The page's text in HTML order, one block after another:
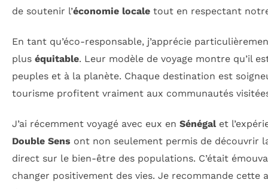
de soutenir l’économie locale tout en respectant
En tant qu’éco-responsable, j’apprécie
plus équitable. Leur modèle de voyage montre qu’il
peuples et à la planète. Chaque destination est
tourisme profitent vraiment aux communautés
J’ai récemment voyagé avec eux en Sénégalet
Double Sens ont non seulement permis de découvrir
direct sur le bien-être des populations. C’était
changer positivement des vies. Je recommande